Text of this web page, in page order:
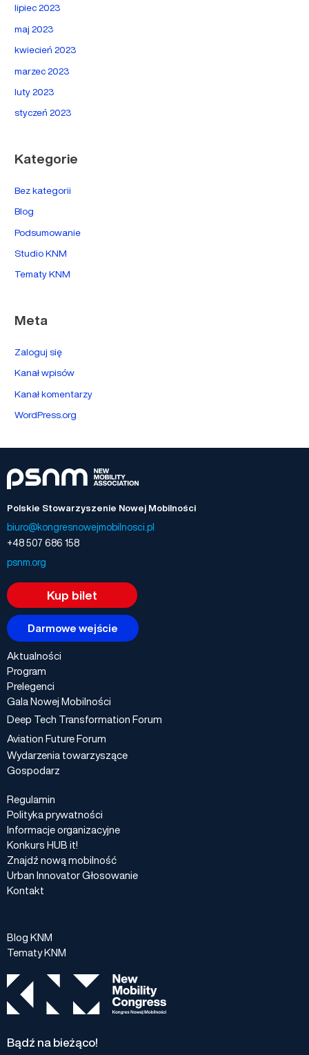
lipiec 2023
maj 2023
kwiecień 2023
marzec 2023
luty 2023
styczeń 2023
Kategorie
Bez kategorii
Blog
Podsumowanie
Studio KNM
Tematy KNM
Meta
Zaloguj się
Kanał wpisów
Kanał komentarzy
WordPress.org
Polskie Stowarzyszenie Nowej Mobilności
biuro@kongresnowejmobilnosci.pl
+48 507 686 158
psnm.org
Kup bilet
Darmowe wejście
Aktualności
Program
Prelegenci
Gala Nowej Mobilności
Deep Tech Transformation Forum
Aviation Future Forum
Wydarzenia towarzyszące
Gospodarz
Regulamin
Polityka prywatności
Informacje organizacyjne
Konkurs HUB it!
Znajdź nową mobilność
Urban Innovator Głosowanie
Kontakt
Blog KNM
Tematy KNM
Bądź na bieżąco!